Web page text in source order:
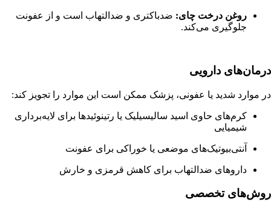
روغن درخت چای: ضدباکتری و ضدالتهاب است و از عفونت
جلوگیری می‌کند.
درمان‌های دارویی
در موارد شدید یا عفونی، پزشک ممکن است این موارد را تجویز کند:
کرم‌های حاوی اسید سالیسیلیک یا رتینوئیدها برای لایه‌برداری
شیمیایی
آنتی‌بیوتیک‌های موضعی یا خوراکی برای عفونت
داروهای ضدالتهاب برای کاهش قرمزی و خارش
روش‌های تخصصی